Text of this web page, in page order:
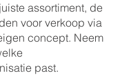
assortiment, de
voor verkoop via
concept. Neem
past.